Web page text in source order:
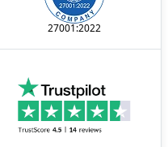
27001:2022